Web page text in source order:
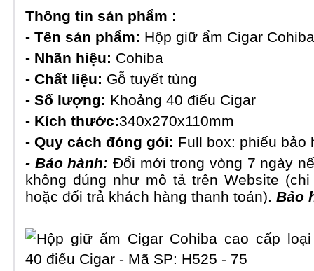
Thông tin sản phẩm :
- Tên sản phẩm: Hộp giữ ẩm Cigar
- Nhãn hiệu: Cohiba
- Chất liệu: Gỗ tuyết tùng
- Số lượng: Khoảng 40 điếu Cigar
- Kích thước:340x270x110mm
- Quy cách đóng gói: Full box: phiếu bảo
- Bảo hành: Đổi mới trong vòng 7 ngày
không đúng như mô tả trên Website
hoặc đổi trả khách hàng thanh toán). Bảo